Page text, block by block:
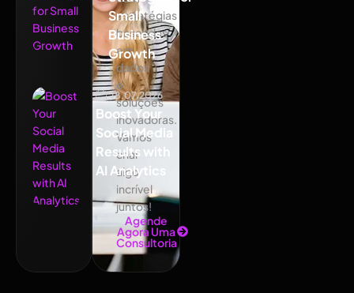
Small
Business
Growth
18.07.2026
Boost Your
Social Media
Results with
AI Analytics
estratégias
baseadas
em
dados
e
soluções
inovadoras.
Vamos
criar
algo
incrível
juntos!
Agende
Agora Uma
Consultoria